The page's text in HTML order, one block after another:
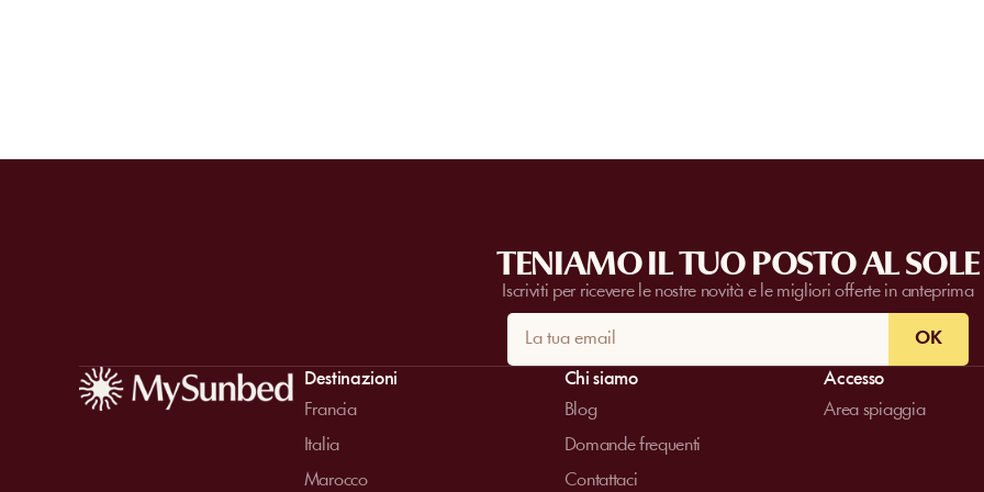
TENIAMO IL TUO POSTO AL SOLE
Iscriviti per ricevere le nostre novità e le migliori offerte in anteprima
OK
Destinazioni
Francia
Italia
Marocco
Chi siamo
Blog
Domande frequenti
Contattaci
Accesso
Area spiaggia